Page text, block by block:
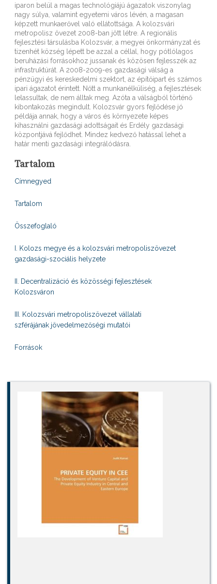
iparon belül a magas technológiájú ágazatok viszonylag
nagy súlya, valamint egyetemi város lévén, a magasan
képzett munkaerővel való ellátottsága. A kolozsvári
metropolisz övezet 2008-ban jött létre. A regionális
fejlesztési társulásba Kolozsvár, a megyei önkormányzat és
tizenhét község lépett be azzal a céllal, hogy pótlólagos
beruházási forrásokhoz jussanak és közösen fejlesszék az
infrastruktúrát. A 2008-2009-es gazdasági válság a
pénzügyi és kereskedelmi szektort, az építőipart és számos
ipari ágazatot érintett. Nőtt a munkanélküliség, a fejlesztések
lelassultak, de nem álltak meg. Azóta a válságból történő
kibontakozás megindult. Kolozsvár gyors fejlődése jó
példája annak, hogy a város és környezete képes
kihasználni gazdasági adottságait és Erdély gazdasági
központjává fejlődhet. Mindez kedvező hatással lehet a
határ menti gazdasági integrálódásra.
Tartalom
Címnegyed
Tartalom
Összefoglaló
I. Kolozs megye és a kolozsvári metropoliszövezet
gazdasági-szociális helyzete
II. Decentralizáció és közösségi fejlesztések
Kolozsváron
III. Kolozsvári metropoliszövezet vállalati
szférájának jövedelmezőségi mutatói
Források